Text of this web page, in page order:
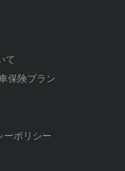
て
保険プラン
ーポリシー